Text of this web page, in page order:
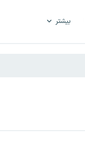
بیشتر